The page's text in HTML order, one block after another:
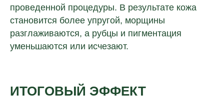
проведенной процедуры. В результате кожа
становится более упругой, морщины
разглаживаются, а рубцы и пигментация
уменьшаются или исчезают.
ИТОГОВЫЙ ЭФФЕКТ